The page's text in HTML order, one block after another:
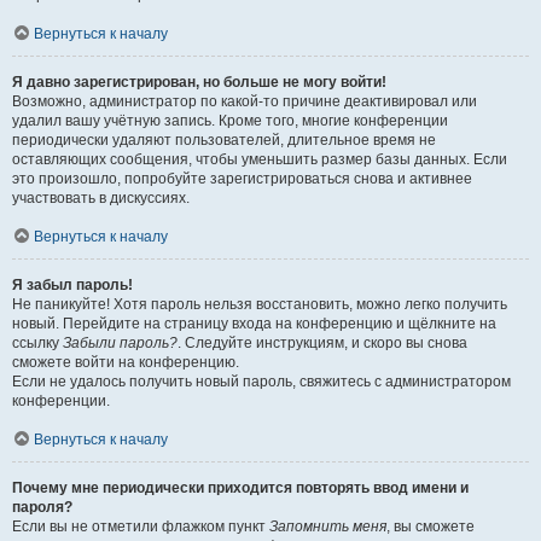
Вернуться к началу
Я давно зарегистрирован, но больше не могу войти!
Возможно, администратор по какой-то причине деактивировал или
удалил вашу учётную запись. Кроме того, многие конференции
периодически удаляют пользователей, длительное время не
оставляющих сообщения, чтобы уменьшить размер базы данных. Если
это произошло, попробуйте зарегистрироваться снова и активнее
участвовать в дискуссиях.
Вернуться к началу
Я забыл пароль!
Не паникуйте! Хотя пароль нельзя восстановить, можно легко получить
новый. Перейдите на страницу входа на конференцию и щёлкните на
ссылку Забыли пароль?. Следуйте инструкциям, и скоро вы снова
сможете войти на конференцию.
Если не удалось получить новый пароль, свяжитесь с администратором
конференции.
Вернуться к началу
Почему мне периодически приходится повторять ввод имени и
пароля?
Если вы не отметили флажком пункт Запомнить меня, вы сможете